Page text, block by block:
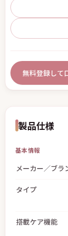
無料登録して
製品仕様
基本情報
メーカー／ブラ
タイプ
搭載ケア機能